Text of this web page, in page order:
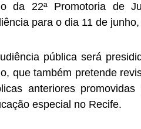
da 22ª Promotoria de
para o dia 11 de
pública será
que também pretende
anteriores
especial no Recife.